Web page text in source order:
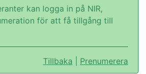
kan logga in på NIR,
för att få tillgång till
Tillbaka Prenumerera